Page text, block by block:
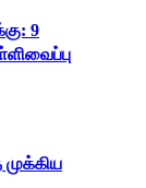
9
முக்கிய